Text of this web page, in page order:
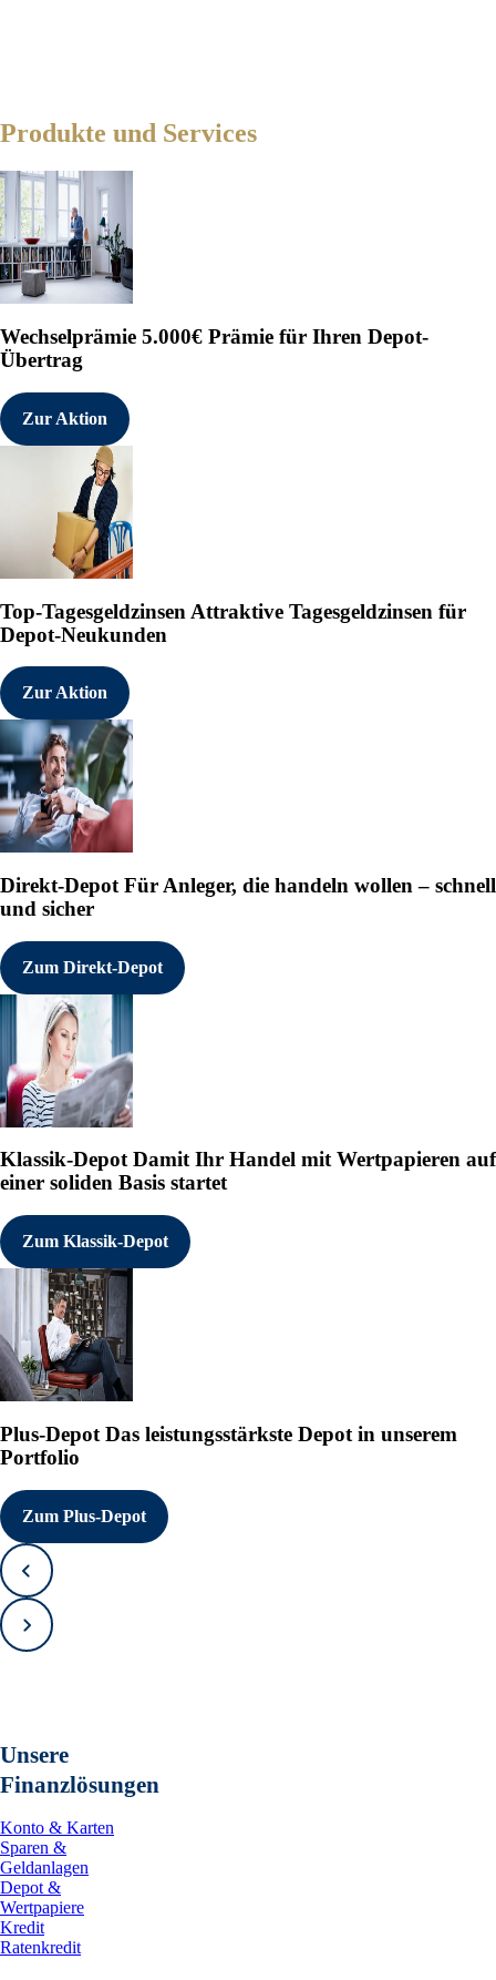
Produkte und Services
Wechselprämie 5.000€ Prämie für Ihren Depot-
Übertrag
Zur Aktion
Top-Tagesgeldzinsen Attraktive Tagesgeldzinsen für
Depot-Neukunden
Zur Aktion
Direkt-Depot Für Anleger, die handeln wollen – schnell
und sicher
Zum Direkt-Depot
Klassik-DepotDamit Ihr Handel mit Wertpapieren auf
einer soliden Basis startet
Zum Klassik-Depot
Plus-Depot Das leistungsstärkste Depot in unserem
Portfolio
Zum Plus-Depot
Zurück
Vorwärts
Unsere
Finanzlösungen
Konto & Karten
Sparen &
Geldanlagen
Depot &
Wertpapiere
Kredit
Ratenkredit